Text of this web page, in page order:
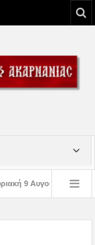
Η εορτή της